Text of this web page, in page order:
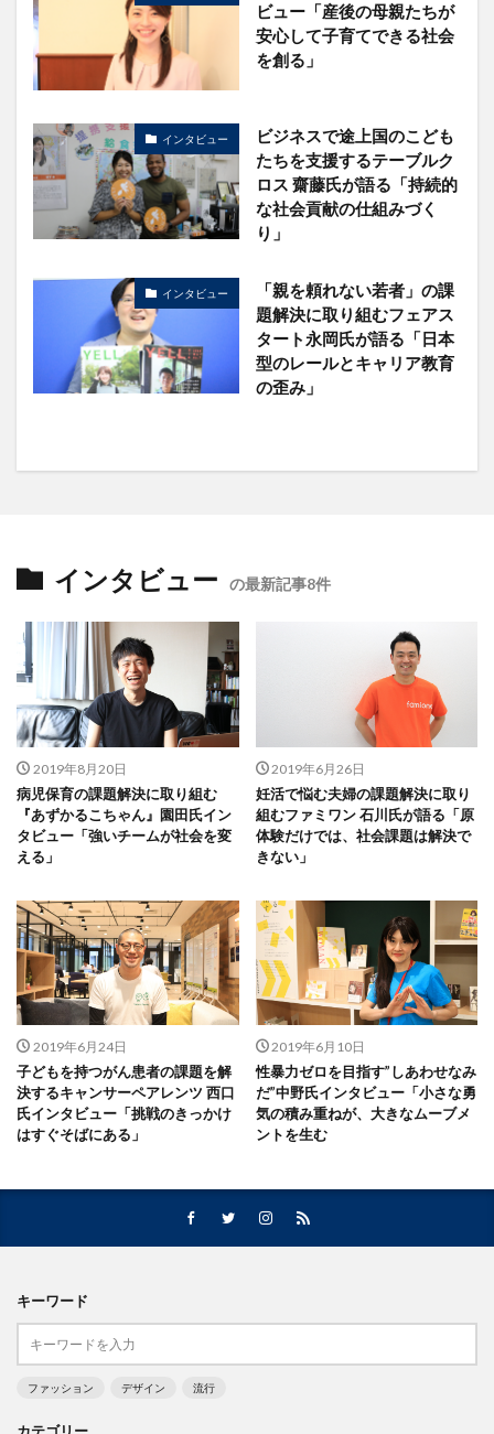
ビュー「産後の母親たちが
安心して子育てできる社会
を創る」
インタビュー
ビジネスで途上国のこども
たちを支援するテーブルク
ロス 齋藤氏が語る「持続的
な社会貢献の仕組みづく
り」
インタビュー
「親を頼れない若者」の課
題解決に取り組むフェアス
タート永岡氏が語る「日本
型のレールとキャリア教育
の歪み」
インタビュー の最新記事8件
2019年8月20日
病児保育の課題解決に取り組む
『あずかるこちゃん』園田氏イン
タビュー「強いチームが社会を変
える」
2019年6月26日
妊活で悩む夫婦の課題解決に取り
組むファミワン 石川氏が語る「原
体験だけでは、社会課題は解決で
きない」
2019年6月24日
子どもを持つがん患者の課題を解
決するキャンサーペアレンツ 西口
氏インタビュー「挑戦のきっかけ
はすぐそばにある」
2019年6月10日
性暴力ゼロを目指す”しあわせなみ
だ”中野氏インタビュー「小さな勇
気の積み重ねが、大きなムーブメ
ントを生む
キーワード
ファッション デザイン 流行